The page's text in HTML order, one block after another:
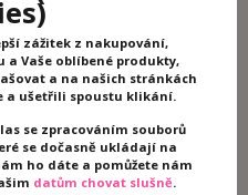
zážitek z nakupování,
a Vaše oblíbené produkty,
a na našich stránkách
a ušetřili spoustu klikání.
se zpracováním souborů
se dočasně ukládají na
ho dáte a pomůžete nám
datům chovat slušně.